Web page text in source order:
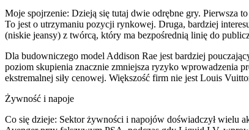
Moje spojrzenie: Dzieją się tutaj dwie odrębne gry. Pierwsza
To jest o utrzymaniu pozycji rynkowej. Druga, bardziej
(niskie jeansy) z twórcą, który ma bezpośrednią linię do
Dla budowniczego model Addison Rae jest bardziej
poziom skupienia znacznie zmniejsza ryzyko wprowadzenia
ekstremalnej siły cenowej. Większość firm nie jest Louis
Żywność i napoje
Co się dzieje: Sektor żywności i napojów doświadczył wielu